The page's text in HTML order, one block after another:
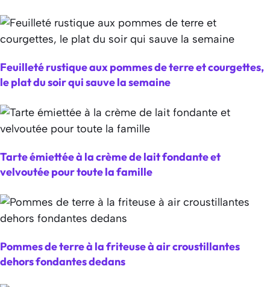
Feuilleté rustique aux pommes de terre et courgettes,
le plat du soir qui sauve la semaine
Tarte émiettée à la crème de lait fondante et
velvoutée pour toute la famille
Pommes de terre à la friteuse à air croustillantes
dehors fondantes dedans